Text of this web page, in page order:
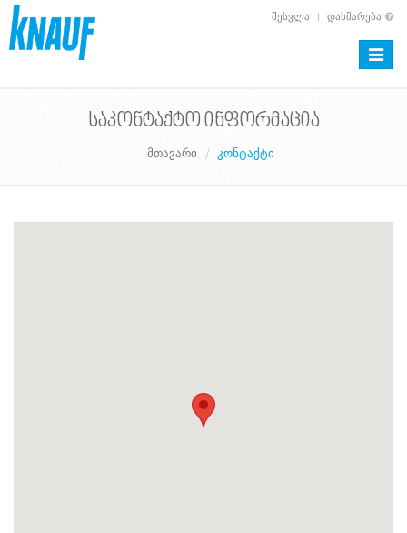
ᲨᲔᲡᲕᲚᲐ ᲓᲐᲮᲛᲐᲠᲔᲑᲐ
Toggle
საკონტაქტო ინფორმაცია
მთავარი კონტაქტი